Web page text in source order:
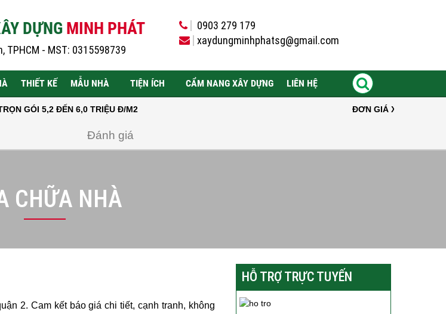
DỰNG MINH PHÁT
TPHCM - MST: 0315598739
0903 279 179
xaydungminhphatsg@gmail.com
THIẾT KẾ MẪU NHÀ TIỆN ÍCH CẨM NANG XÂY DỰNG LIÊN HỆ
ĐẾN 6,0 TRIỆU Đ/M2 ĐƠN GIÁ XÂY NHÀ NĂM 2025: GIÁ
CHỮA NHÀ
2. Cam kết báo giá chi tiết, cạnh tranh, không
HỖ TRỢ TRỰC TUYẾN